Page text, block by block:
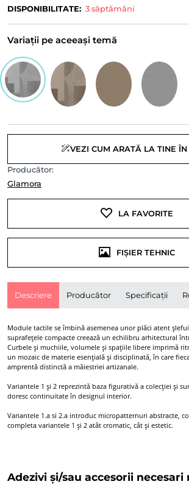
DISPONIBILITATE: 3 săptămâni
Variații pe aceeași temă
VEZI CUM ARATĂ LA TINE ÎN
Producător:
Glamora
LA FAVORITE
FIȘIER TEHNIC
Descriere Producător Specificații
Module tactile se îmbină asemenea unor plăci atent
suprafețele compacte creează un echilibru arhitectural
Curbele și muchiile, volumele și spațiile libere imprimă
un mozaic de materie esențială și disciplinată, în care
amprentă distinctă a măiestriei artizanale.
Variantele 1 și 2 reprezintă baza figurativă a colecției și
doresc continuitate în designul interior.
Variantele 1.a si 2.a introduc micropatternuri abstracte,
completa variantele 1 și 2 atât cromatic, cât și estetic.
Adezivi și/sau accesorii